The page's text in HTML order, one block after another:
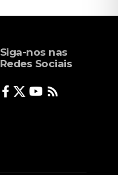
Siga-nos nas
Redes Sociais